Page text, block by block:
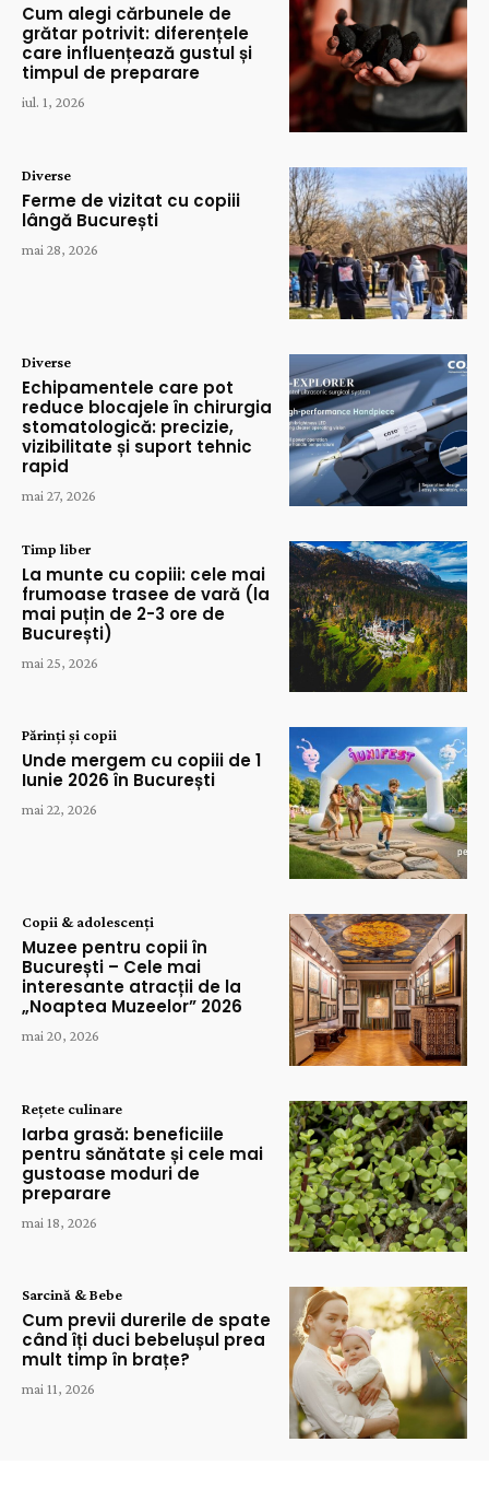
Cum alegi cărbunele de
grătar potrivit: diferențele
care influențează gustul și
timpul de preparare
iul. 1, 2026
Diverse
Ferme de vizitat cu copiii
lângă București
mai 28, 2026
Diverse
Echipamentele care pot
reduce blocajele în chirurgia
stomatologică: precizie,
vizibilitate și suport tehnic
rapid
mai 27, 2026
Timp liber
La munte cu copiii: cele mai
frumoase trasee de vară (la
mai puțin de 2-3 ore de
București)
mai 25, 2026
Părinți și copii
Unde mergem cu copiii de 1
Iunie 2026 în București
mai 22, 2026
Copii & adolescenți
Muzee pentru copii în
București – Cele mai
interesante atracții de la
„Noaptea Muzeelor” 2026
mai 20, 2026
Rețete culinare
Iarba grasă: beneficiile
pentru sănătate și cele mai
gustoase moduri de
preparare
mai 18, 2026
Sarcină & Bebe
Cum previi durerile de spate
când îți duci bebelușul prea
mult timp în brațe?
mai 11, 2026